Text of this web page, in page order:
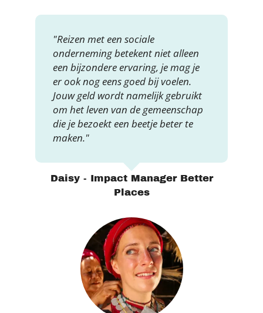
"Reizen met een sociale
onderneming betekent niet alleen
een bijzondere ervaring, je mag je
er ook nog eens goed bij voelen.
Jouw geld wordt namelijk gebruikt
om het leven van de gemeenschap
die je bezoekt een beetje beter te
maken."
Daisy - Impact Manager Better
Places